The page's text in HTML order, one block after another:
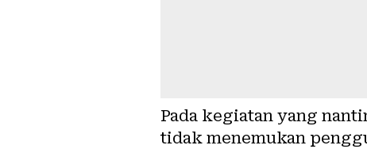
Pada kegiatan yang
tidak menemukan